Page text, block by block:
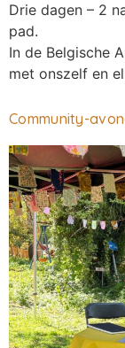
Drie dagen – 2
pad.
In de Belgische
met onszelf en
Community-